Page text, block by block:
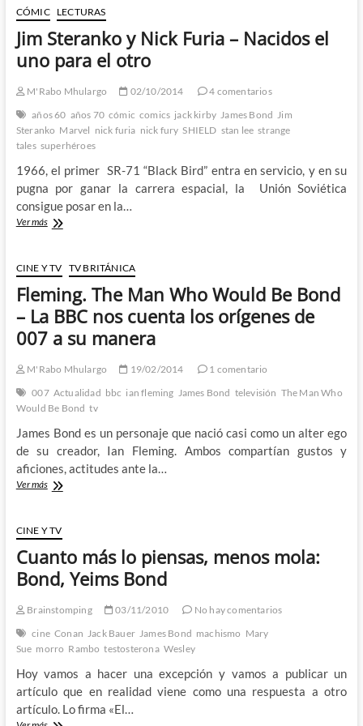
Service
–
El
al
cine
espías
de
cómo
oro
de
la
CÓMIC LECTURAS
Jim Steranko y Nick Furia – Nacidos el
uno para el otro
M'Rabo Mhulargo 02/10/2014
4 comentarios
años 60 años 70 cómic comics jack kirby James Bond Jim
Steranko Marvel nick furia nick fury SHIELD stan lee strange
tales superhéroes
1966, el primer SR-71 “Black Bird” entra en servicio, y en su
pugna por ganar la carrera espacial, la Unión Soviética
consigue posar en la…
Ver másJim
Nick
Furia
–
Nacidos
el
uno
el
CINE Y TV TV BRITÁNICA
Fleming. The Man Who Would Be Bond
– La BBC nos cuenta los orígenes de
007 a su manera
M'Rabo Mhulargo 19/02/2014
1 comentario
007 Actualidad bbc ian fleming James Bond televisión The Man Who
Would Be Bond tv
James Bond es un personaje que nació casi como un alter ego
de su creador, Ian Fleming. Ambos compartían gustos y
aficiones, actitudes ante la…
Ver másFleming.
Who
Would
Be
Bond
–
BBC
nos
cuenta
orígenes
de
a
CINE Y TV
Cuanto más lo piensas, menos mola:
Bond, Yeims Bond
Brainstomping 03/11/2010
No hay comentarios
cine Conan Jack Bauer James Bond machismo Mary
Sue morro Rambo testosterona Wesley
Hoy vamos a hacer una excepción y vamos a publicar un
artículo que en realidad viene como una respuesta a otro
artículo. Lo firma «El…